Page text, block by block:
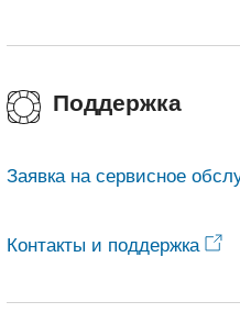
Поддержка
Заявка на сервисное
Контакты и поддержка